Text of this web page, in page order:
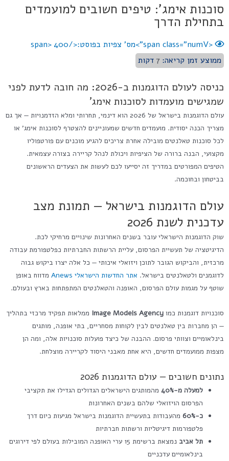
סוכנות אימג': טיפים חשובים למועמדים
בתחילת הדרך
<span class="numV">מס' צפיות בפוסט:</span>
400
ממוצע זמן קריאה: 7דקות
כניסה לעולם הדוגמנות ב-2026: מה חובה לדעת לפני
שמגישים מועמדות לסוכנות אימג'
עולם הדוגמנות בישראל של 2026 הוא דינמי, תחרותי ומלא הזדמנויות — אך גם
מצריך הכנה יסודית. מועמדים חדשים שמעוניינים להצטרף לסוכנות אימג' או
לכל סוכנות טאלנטים מובילה אחרת צריכים להגיע מוכנים עם פורטפוליו
מקצועי, הבנה ברורה של הציפיות ויכולת לנהל קריירה בצורה עצמאית.
הטיפים המפורטים במדריך זה יסייעו לכם לעשות את הצעדים הראשונים
בביטחון ובחוכמה.
עולם הדוגמנות בישראל — תמונת מצב
עדכנית לשנת 2026
שוק הדוגמנות הישראלי עובר בשנים האחרונות שינויים מרחיקי לכת.
הדיגיטציה של תעשיית הפרסום, עליית הרשתות החברתיות כפלטפורמת עבודה
מרכזית, והביקוש הגובר לתוכן ויזואלי איכותי — כל אלה יצרו ביקוש גבוה
לדוגמנים ולטאלנטים בישראל. אתר החדשות הישראלי Anews
מדווח באופן
שוטף על מגמות עולם הפרסום, האופנה והטאלנטים המתפתחות בארץ ובעולם.
סוכנויות דוגמנות כמו Image Models Agency ממלאות תפקיד מרכזי בתהליך
— הן מחברות בין טאלנטים לבין לקוחות מסחריים, בתי אופנה, מותגים
בינלאומיים וצוותי פרסום. ההבנה של כיצד פועלות סוכנויות אלה, ומה הן
מצפות ממועמדים חדשים, היא אחת מאבני היסוד לקריירה מוצלחת.
נתונים חשובים — עולם הדוגמנות 2026
למעלה מ-40%
מהמותגים הישראלים הגדולים הגדילו את תקציבי
הפרסום הויזואלי שלהם בשנים האחרונות
כ-60%
מהעבודות בתעשיית הדוגמנות בישראל מגיעות כיום דרך
פלטפורמות דיגיטליות ורשתות חברתיות
תל אביב
נמצאת ברשימת 15 ערי האופנה המובילות בעולם לפי דירוגים
בינלאומיים עדכניים